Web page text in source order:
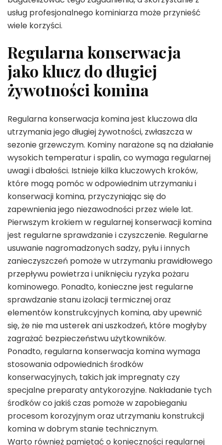
usług profesjonalnego kominiarza może przynieść
wiele korzyści.
Regularna konserwacja
jako klucz do długiej
żywotności komina
Regularna konserwacja komina jest kluczowa dla
utrzymania jego długiej żywotności, zwłaszcza w
sezonie grzewczym. Kominy narażone są na działanie
wysokich temperatur i spalin, co wymaga regularnej
uwagi i dbałości. Istnieje kilka kluczowych kroków,
które mogą pomóc w odpowiednim utrzymaniu i
konserwacji komina, przyczyniając się do
zapewnienia jego niezawodności przez wiele lat.
Pierwszym krokiem w regularnej konserwacji komina
jest regularne sprawdzanie i czyszczenie. Regularne
usuwanie nagromadzonych sadzy, pyłu i innych
zanieczyszczeń pomoże w utrzymaniu prawidłowego
przepływu powietrza i uniknięciu ryzyka pożaru
kominowego. Ponadto, konieczne jest regularne
sprawdzanie stanu izolacji termicznej oraz
elementów konstrukcyjnych komina, aby upewnić
się, że nie ma usterek ani uszkodzeń, które mogłyby
zagrażać bezpieczeństwu użytkowników.
Ponadto, regularna konserwacja komina wymaga
stosowania odpowiednich środków
konserwacyjnych, takich jak impregnaty czy
specjalne preparaty antykorozyjne. Nakładanie tych
środków co jakiś czas pomoże w zapobieganiu
procesom korozyjnym oraz utrzymaniu konstrukcji
komina w dobrym stanie technicznym.
Warto również pamiętać o konieczności regularnej